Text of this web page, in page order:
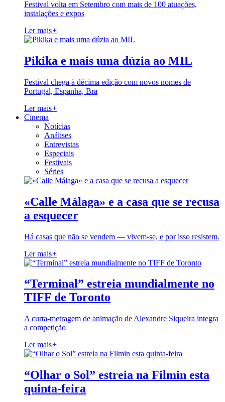
Festival volta em Setembro com mais de 100 atuações,
instalações e expos
Ler mais+
Pikika e mais uma dúzia ao MIL
Festival chega à décima edição com novos nomes de
Portugal, Espanha, Bra
Ler mais+
Cinema
Notícias
Análises
Entrevistas
Especiais
Festivais
Séries
«Calle Málaga» e a casa que se recusa
a esquecer
Há casas que não se vendem — vivem-se, e por isso resistem.
Ler mais+
“Terminal” estreia mundialmente no
TIFF de Toronto
A curta-metragem de animação de Alexandre Siqueira integra
a competição
Ler mais+
“Olhar o Sol” estreia na Filmin esta
quinta-feira